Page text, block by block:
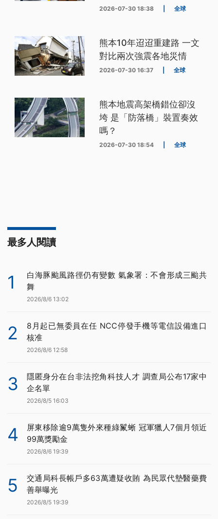
2026-07-30 18:38 全球
熊本10年迢迢重建路 一文
對比兩次強震各地災情
2026-07-30 16:37 全球
熊本地震高架橋錯位卻沒
垮 是「防落橋」裝置奏效
嗎？
2026-07-30 18:54 全球
最多人閱讀
1
白海豚颱風路徑仍有變數 氣象署：不會形成三颱共
舞
2026/8/6 13:02
2
8月起已無委員在任 NCC停發手機等電信設備進口
核准
2026/8/6 12:58
3
隱匿身分在台非法挖角科技人才 調查局公布17家中
企名單
2026/8/5 16:03
4
屏東移除逾9萬隻外來種綠鬣蜥 冠軍獵人7個月領近
99萬獎勵金
2026/8/6 19:39
5
交通局科長帳戶多63萬遭疑收賄 為民眾代墊醫藥費
善舉曝光
2026/8/5 19:39